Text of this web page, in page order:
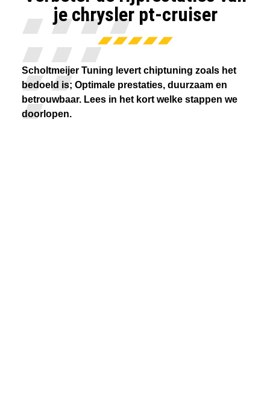
je chrysler pt-cruiser
Scholtmeijer Tuning levert chiptuning zoals het
bedoeld is; Optimale prestaties, duurzaam en
betrouwbaar. Lees in het kort welke stappen we
doorlopen.